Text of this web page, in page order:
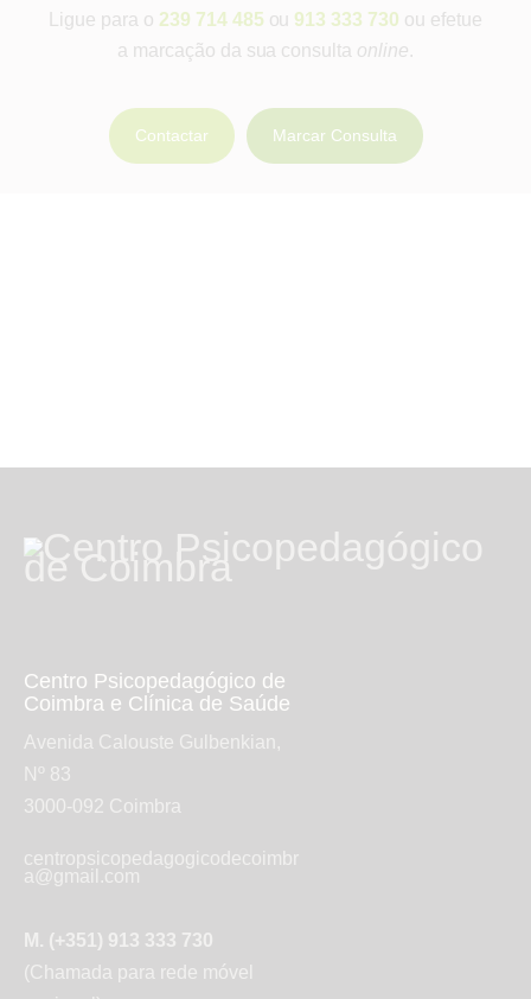
Ligue para o 239 714 485 ou 913 333 730 ou efetue
a marcação da sua consulta online.
Contactar Marcar Consulta
Centro Psicopedagógico de
Coimbra e Clínica de Saúde
Avenida Calouste Gulbenkian,
Nº 83
3000-092 Coimbra
centropsicopedagogicodecoimbr
a@gmail.com
M. (+351) 913 333 730
(Chamada para rede móvel